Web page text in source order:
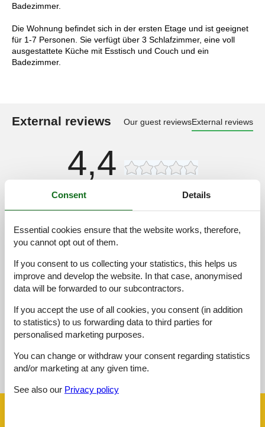
Badezimmer.
Die Wohnung befindet sich in der ersten Etage und ist geeignet
für 1-7 Personen. Sie verfügt über 3 Schlafzimmer, eine voll
ausgestattete Küche mit Esstisch und Couch und ein
Badezimmer.
External reviews Our guest reviewsExternal reviews
4,4
Friendliness:
Location:
Value for money:
External reviews
See nearby objects
See the course of the sun around the object
Consent Details
Essential cookies ensure that the website works, therefore,
you cannot opt out of them.
If you consent to us collecting your statistics, this helps us
improve and develop the website. In that case, anonymised
data will be forwarded to our subcontractors.
If you accept the use of all cookies, you consent (in addition
to statistics) to us forwarding data to third parties for
personalised marketing purposes.
You can change or withdraw your consent regarding statistics
and/or marketing at any given time.
See also our Privacy policy